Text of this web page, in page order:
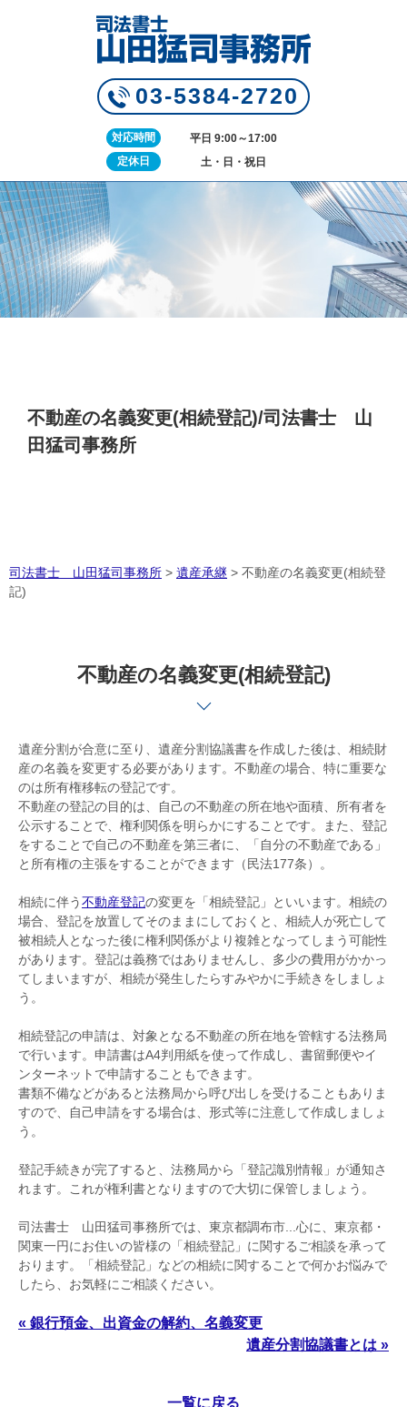
03-5384-2720
対応時間
平日 9:00～17:00
定休日
土・日・祝日
不動産の名義変更(相続登記)/司法書士 山
田猛司事務所
司法書士 山田猛司事務所 > 遺産承継 > 不動産の名義変更(相続登
記)
不動産の名義変更(相続登記)
遺産分割が合意に至り、遺産分割協議書を作成した後は、相続財
産の名義を変更する必要があります。不動産の場合、特に重要な
のは所有権移転の登記です。
不動産の登記の目的は、自己の不動産の所在地や面積、所有者を
公示することで、権利関係を明らかにすることです。また、登記
をすることで自己の不動産を第三者に、「自分の不動産である」
と所有権の主張をすることができます（民法177条）。
相続に伴う不動産登記の変更を「相続登記」といいます。相続の
場合、登記を放置してそのままにしておくと、相続人が死亡して
被相続人となった後に権利関係がより複雑となってしまう可能性
があります。登記は義務ではありませんし、多少の費用がかかっ
てしまいますが、相続が発生したらすみやかに手続きをしましょ
う。
相続登記の申請は、対象となる不動産の所在地を管轄する法務局
で行います。申請書はA4判用紙を使って作成し、書留郵便やイ
ンターネットで申請することもできます。
書類不備などがあると法務局から呼び出しを受けることもありま
すので、自己申請をする場合は、形式等に注意して作成しましょ
う。
登記手続きが完了すると、法務局から「登記識別情報」が通知さ
れます。これが権利書となりますので大切に保管しましょう。
司法書士 山田猛司事務所では、東京都調布市...心に、東京都・
関東一円にお住いの皆様の「相続登記」に関するご相談を承って
おります。「相続登記」などの相続に関することで何かお悩みで
したら、お気軽にご相談ください。
« 銀行預金、出資金の解約、名義変更
遺産分割協議書とは »
一覧に戻る